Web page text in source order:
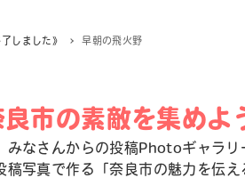
しました》 早朝の飛火野
良市の素敵を集めよ
みなさんからの投稿Photoギャラリ
稿写真で作る「奈良市の魅力を伝え